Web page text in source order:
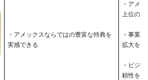
・アメックスならではの豊富な特典を
実感できる
・アメ
上位のサ
・事業
拡大を目
・ビジ
頼性を高